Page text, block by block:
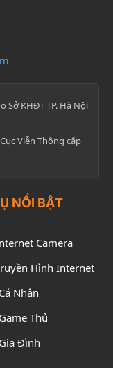
Sở KHĐT TP. Hà Nội
Viễn Thông cấp
NỔI BẬT
Camera
Hình Internet
Nhân
Thủ
Đình